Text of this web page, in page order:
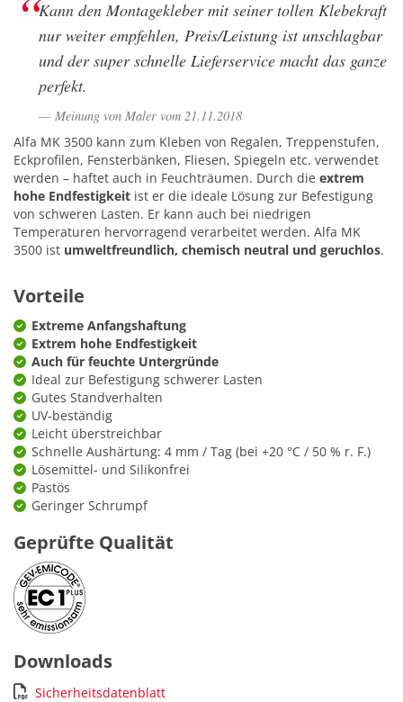
Kann den Montagekleber mit seiner tollen Klebekraft
nur weiter empfehlen, Preis/Leistung ist unschlagbar
und der super schnelle Lieferservice macht das ganze
perfekt.
Meinung von Maler vom 21.11.2018
Alfa MK 3500 kann zum Kleben von Regalen, Treppenstufen,
Eckprofilen, Fensterbänken, Fliesen, Spiegeln etc. verwendet
werden – haftet auch in Feuchträumen. Durch die extrem
hohe Endfestigkeit ist er die ideale Lösung zur Befestigung
von schweren Lasten. Er kann auch bei niedrigen
Temperaturen hervorragend verarbeitet werden. Alfa MK
3500 ist umweltfreundlich, chemisch neutral und geruchlos.
Vorteile
Extreme Anfangshaftung
Extrem hohe Endfestigkeit
Auch für feuchte Untergründe
Ideal zur Befestigung schwerer Lasten
Gutes Standverhalten
UV-beständig
Leicht überstreichbar
Schnelle Aushärtung: 4 mm / Tag (bei +20 °C / 50 % r. F.)
Lösemittel- und Silikonfrei
Pastös
Geringer Schrumpf
Geprüfte Qualität
Downloads
Sicherheitsdatenblatt